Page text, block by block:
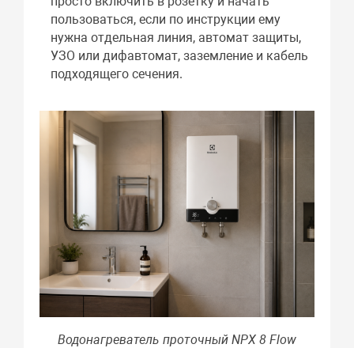
пользоваться, если по инструкции ему
нужна отдельная линия, автомат защиты,
УЗО или дифавтомат, заземление и кабель
подходящего сечения.
Водонагреватель проточный NPX 8 Flow